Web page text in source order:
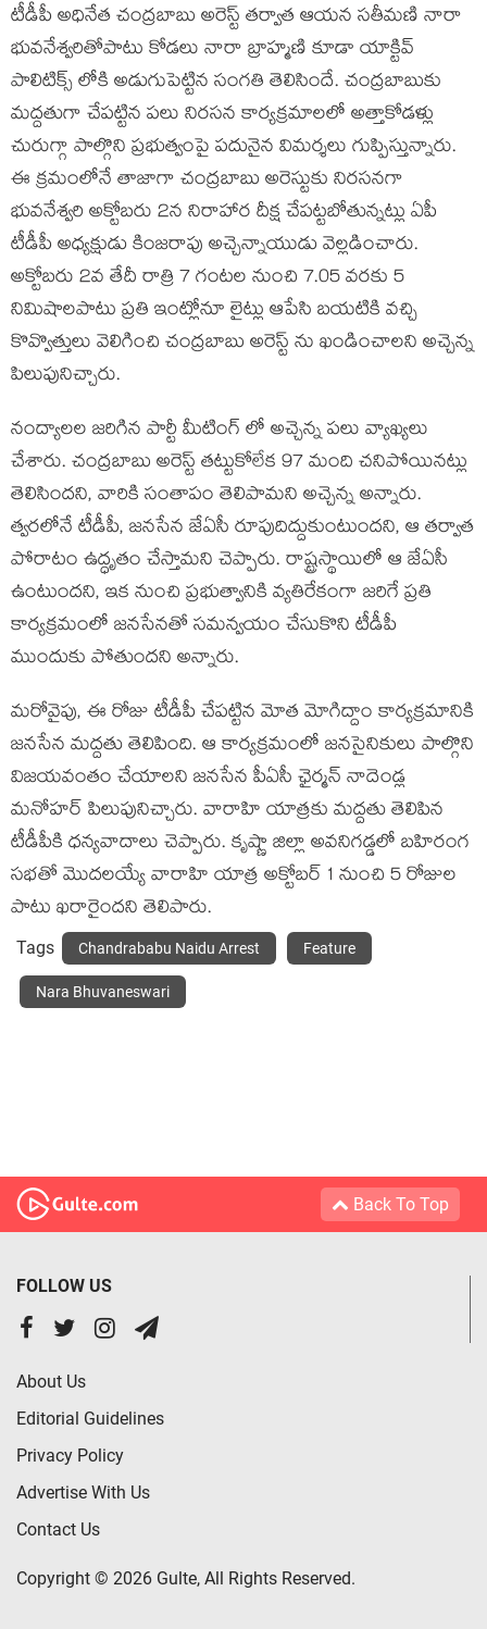
టీడీపీ అధినేత చంద్రబాబు అరెస్ట్ తర్వాత ఆయన సతీమణి నారా
భువనేశ్వరితోపాటు కోడలు నారా బ్రాహ్మణి కూడా యాక్టివ్
పాలిటిక్స్ లోకి అడుగుపెట్టిన సంగతి తెలిసిందే. చంద్రబాబుకు
మద్దతుగా చేపట్టిన పలు నిరసన కార్యక్రమాలలో అత్తాకోడళ్లు
చురుగ్గా పాల్గొని ప్రభుత్వంపై పదునైన విమర్శలు గుప్పిస్తున్నారు.
ఈ క్రమంలోనే తాజాగా చంద్రబాబు అరెస్టుకు నిరసనగా
భువనేశ్వరి అక్టోబరు 2న నిరాహార దీక్ష చేపట్టబోతున్నట్లు ఏపీ
టీడీపీ అధ్యక్షుడు కింజరాపు అచ్చెన్నాయుడు వెల్లడించారు.
అక్టోబరు 2వ తేదీ రాత్రి 7 గంటల నుంచి 7.05 వరకు 5
నిమిషాలపాటు ప్రతి ఇంట్లోనూ లైట్లు ఆపేసి బయటికి వచ్చి
కొవ్వొత్తులు వెలిగించి చంద్రబాబు అరెస్ట్ ను ఖండించాలని అచ్చెన్న
పిలుపునిచ్చారు.
నంద్యాలల జరిగిన పార్టీ మీటింగ్ లో అచ్చెన్న పలు వ్యాఖ్యలు
చేశారు. చంద్రబాబు అరెస్ట్ తట్టుకోలేక 97 మంది చనిపోయినట్లు
తెలిసిందని, వారికి సంతాపం తెలిపామని అచ్చెన్న అన్నారు.
త్వరలోనే టీడీపీ, జనసేన జేఏసీ రూపుదిద్దుకుంటుందని, ఆ తర్వాత
పోరాటం ఉద్ధృతం చేస్తామని చెప్పారు. రాష్ట్రస్థాయిలో ఆ జేఏసీ
ఉంటుందని, ఇక నుంచి ప్రభుత్వానికి వ్యతిరేకంగా జరిగే ప్రతి
కార్యక్రమంలో జనసేనతో సమన్వయం చేసుకొని టీడీపీ
ముందుకు పోతుందని అన్నారు.
మరోవైపు, ఈ రోజు టీడీపీ చేపట్టిన మోత మోగిద్దాం కార్యక్రమానికి
జనసేన మద్దతు తెలిపింది. ఆ కార్యక్రమంలో జనసైనికులు పాల్గొని
విజయవంతం చేయాలని జనసేన పీఏసీ ఛైర్మన్ నాదెండ్ల
మనోహర్ పిలుపునిచ్చారు. వారాహి యాత్రకు మద్దతు తెలిపిన
టీడీపీకి ధన్యవాదాలు చెప్పారు. కృష్ణా జిల్లా అవనిగడ్డలో బహిరంగ
సభతో మొదలయ్యే వారాహి యాత్ర అక్టోబర్ 1 నుంచి 5 రోజుల
పాటు ఖరారైందని తెలిపారు.
Tags Chandrababu Naidu Arrest Feature
Nara Bhuvaneswari
Back To Top
FOLLOW US
About Us
Editorial Guidelines
Privacy Policy
Advertise With Us
Contact Us
Copyright © 2026 Gulte, All Rights Reserved.